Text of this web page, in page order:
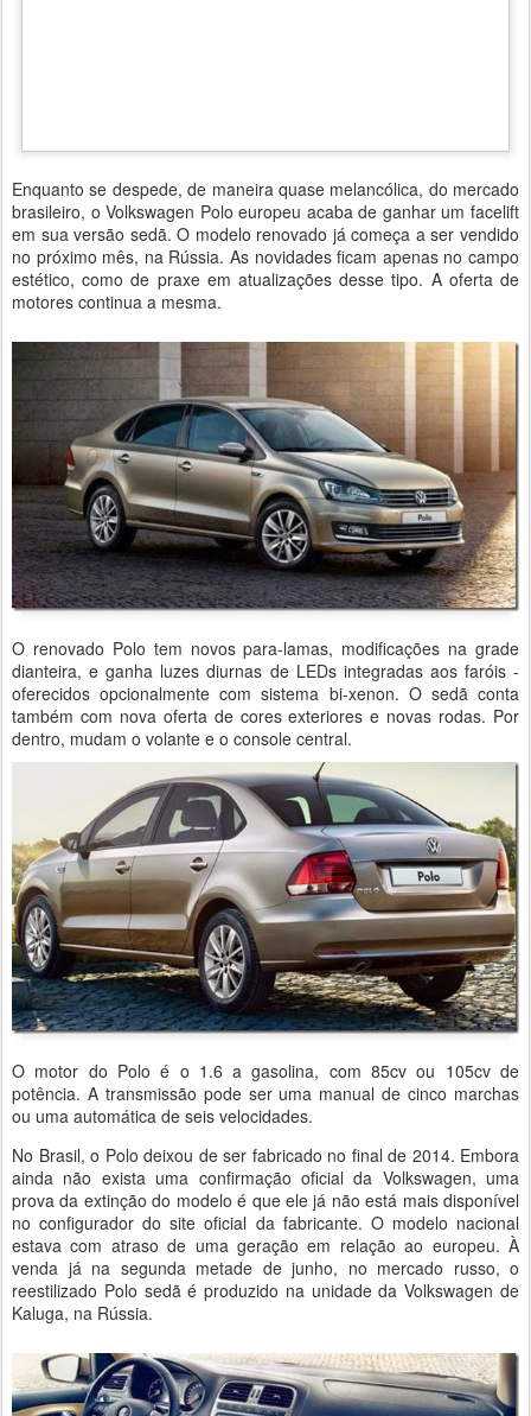
Enquanto se despede, de maneira quase melancólica, do mercado
brasileiro, o Volkswagen Polo europeu acaba de ganhar um facelift
em sua versão sedã. O modelo renovado já começa a ser vendido
no próximo mês, na Rússia. As novidades ficam apenas no campo
estético, como de praxe em atualizações desse tipo. A oferta de
motores continua a mesma.
O renovado Polo tem novos para-lamas, modificações na grade
dianteira, e ganha luzes diurnas de LEDs integradas aos faróis -
oferecidos opcionalmente com sistema bi-xenon. O sedã conta
também com nova oferta de cores exteriores e novas rodas. Por
dentro, mudam o volante e o console central.
O motor do Polo é o 1.6 a gasolina, com 85cv ou 105cv de
potência. A transmissão pode ser uma manual de cinco marchas
ou uma automática de seis velocidades.
No Brasil, o Polo deixou de ser fabricado no final de 2014. Embora
ainda não exista uma confirmação oficial da Volkswagen, uma
prova da extinção do modelo é que ele já não está mais disponível
no configurador do site oficial da fabricante. O modelo nacional
estava com atraso de uma geração em relação ao europeu. À
venda já na segunda metade de junho, no mercado russo, o
reestilizado Polo sedã é produzido na unidade da Volkswagen de
Kaluga, na Rússia.